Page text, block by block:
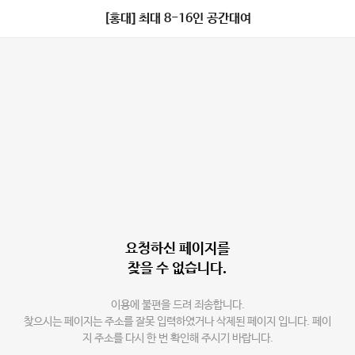
[홍대] 최대 8-16인 공간대여
요청하신 페이지를
찾을 수 없습니다.
이용에 불편을 드려 죄송합니다.
찾으시는 페이지는 주소를 잘못 입력하였거나 삭제된 페이지 입니다. 페이
지 주소를 다시 한 번 확인해 주시기 바랍니다.